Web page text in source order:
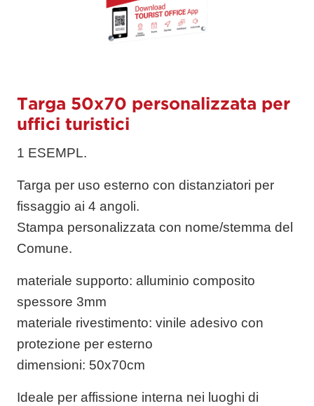
Targa 50x70 personalizzata per
uffici turistici
1 ESEMPL.
Targa per uso esterno con distanziatori per
fissaggio ai 4 angoli.
Stampa personalizzata con nome/stemma del
Comune.
materiale supporto: alluminio composito
spessore 3mm
materiale rivestimento: vinile adesivo con
protezione per esterno
dimensioni: 50x70cm
Ideale per affissione interna nei luoghi di